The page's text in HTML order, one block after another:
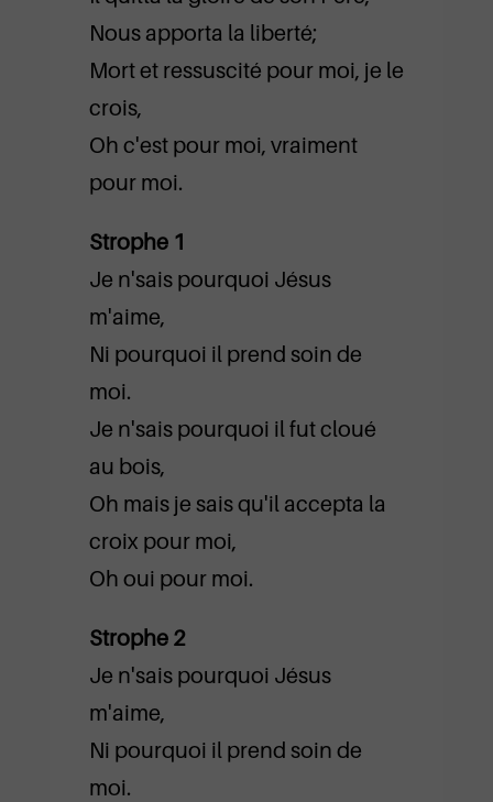
Nous apporta la liberté;
Mort et ressuscité pour moi, je le
crois,
Oh c'est pour moi, vraiment
pour moi.
Strophe 1
Je n'sais pourquoi Jésus
m'aime,
Ni pourquoi il prend soin de
moi.
Je n'sais pourquoi il fut cloué
au bois,
Oh mais je sais qu'il accepta la
croix pour moi,
Oh oui pour moi.
Strophe 2
Je n'sais pourquoi Jésus
m'aime,
Ni pourquoi il prend soin de
moi.